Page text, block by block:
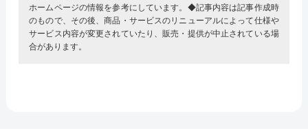
ホームページの情報を参考にしています。◆記事内容は記事作成時
のもので、その後、商品・サービスのリニューアルによって仕様や
サービス内容が変更されていたり、販売・提供が中止されている場
合があります。